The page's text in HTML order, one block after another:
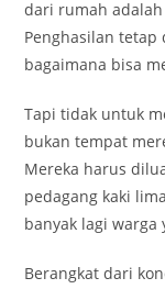
dari rumah
Penghasilan
bagaimana bisa
Tapi tidak untuk
bukan tempat
Mereka harus
pedagang kaki
banyak lagi
Berangkat dari